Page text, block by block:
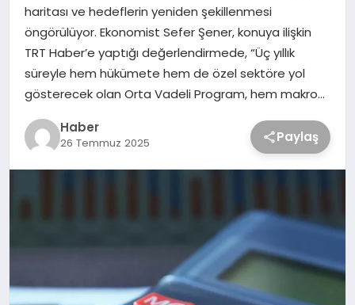
haritası ve hedeflerin yeniden şekillenmesi
öngörülüyor. Ekonomist Sefer Şener, konuya ilişkin
TRT Haber’e yaptığı değerlendirmede, “Üç yıllık
süreyle hem hükümete hem de özel sektöre yol
gösterecek olan Orta Vadeli Program, hem makro…
Haber
26 Temmuz 2025 Paylaş